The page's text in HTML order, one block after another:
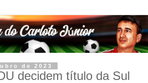
de 2023
decidem título da Sul